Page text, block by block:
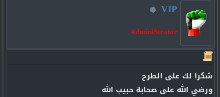
VIP
AdminiStrator
شكرا لك على الطرح
ورضي الله على صحابة حبيب الله